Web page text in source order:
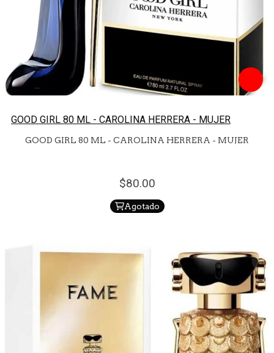
GOOD GIRL 80 ML - CAROLINA HERRERA - MUJER
GOOD GIRL 80 ML - CAROLINA HERRERA - MUJER
80.00
Agotado